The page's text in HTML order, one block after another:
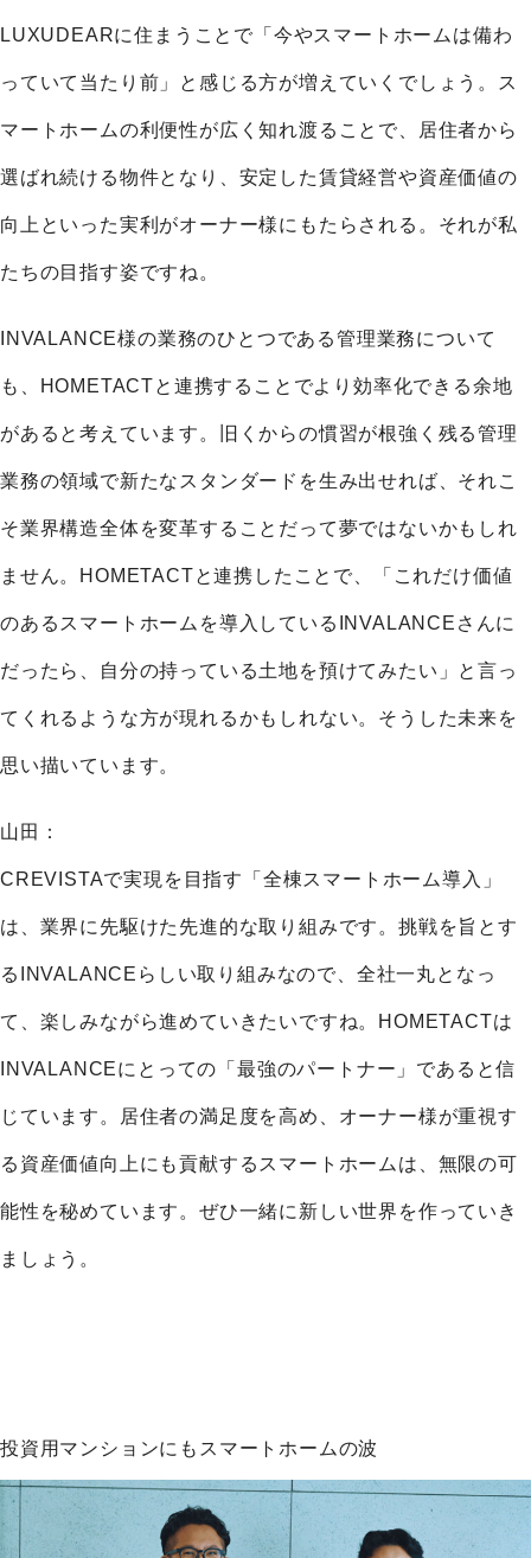
LUXUDEARに住まうことで「今やスマートホームは備わ
っていて当たり前」と感じる方が増えていくでしょう。ス
マートホームの利便性が広く知れ渡ることで、居住者から
選ばれ続ける物件となり、安定した賃貸経営や資産価値の
向上といった実利がオーナー様にもたらされる。それが私
たちの目指す姿ですね。
INVALANCE様の業務のひとつである管理業務について
も、HOMETACTと連携することでより効率化できる余地
があると考えています。旧くからの慣習が根強く残る管理
業務の領域で新たなスタンダードを生み出せれば、それこ
そ業界構造全体を変革することだって夢ではないかもしれ
ません。HOMETACTと連携したことで、「これだけ価値
のあるスマートホームを導入しているINVALANCEさんに
だったら、自分の持っている土地を預けてみたい」と言っ
てくれるような方が現れるかもしれない。そうした未来を
思い描いています。
山田：
CREVISTAで実現を目指す「全棟スマートホーム導入」
は、業界に先駆けた先進的な取り組みです。挑戦を旨とす
るINVALANCEらしい取り組みなので、全社一丸となっ
て、楽しみながら進めていきたいですね。HOMETACTは
INVALANCEにとっての「最強のパートナー」であると信
じています。居住者の満足度を高め、オーナー様が重視す
る資産価値向上にも貢献するスマートホームは、無限の可
能性を秘めています。ぜひ一緒に新しい世界を作っていき
ましょう。
投資用マンションにもスマートホームの波